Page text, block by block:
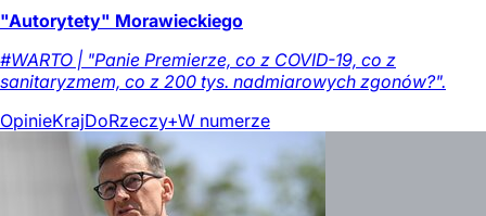
"Autorytety" Morawieckiego
#WARTO | "Panie Premierze, co z COVID-19, co z
sanitaryzmem, co z 200 tys. nadmiarowych zgonów?".
OpinieKrajDoRzeczy+W numerze